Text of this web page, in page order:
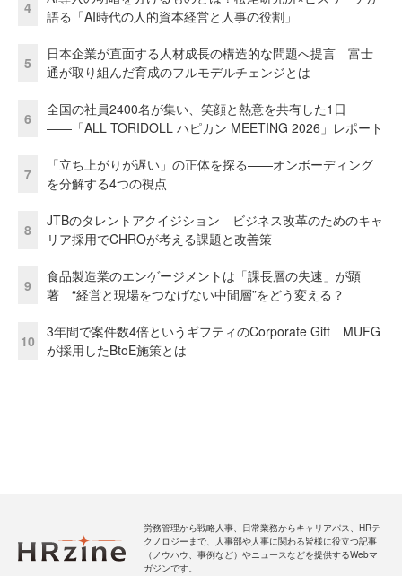
4
語る「AI時代の人的資本経営と人事の役割」
5
日本企業が直面する人材成長の構造的な問題へ提言 富士
通が取り組んだ育成のフルモデルチェンジとは
6
全国の社員2400名が集い、笑顔と熱意を共有した1日
――「ALL TORIDOLL ハピカン MEETING 2026」レポート
7
「立ち上がりが遅い」の正体を探る——オンボーディング
を分解する4つの視点
8
JTBのタレントアクイジション ビジネス改革のためのキャ
リア採用でCHROが考える課題と改善策
9
食品製造業のエンゲージメントは「課長層の失速」が顕
著 “経営と現場をつなげない中間層”をどう変える？
10
3年間で案件数4倍というギフティのCorporate Gift MUFG
が採用したBtoE施策とは
労務管理から戦略人事、日常業務からキャリアパス、HRテ
クノロジーまで、人事部や人事に関わる皆様に役立つ記事
（ノウハウ、事例など）やニュースなどを提供するWebマ
ガジンです。